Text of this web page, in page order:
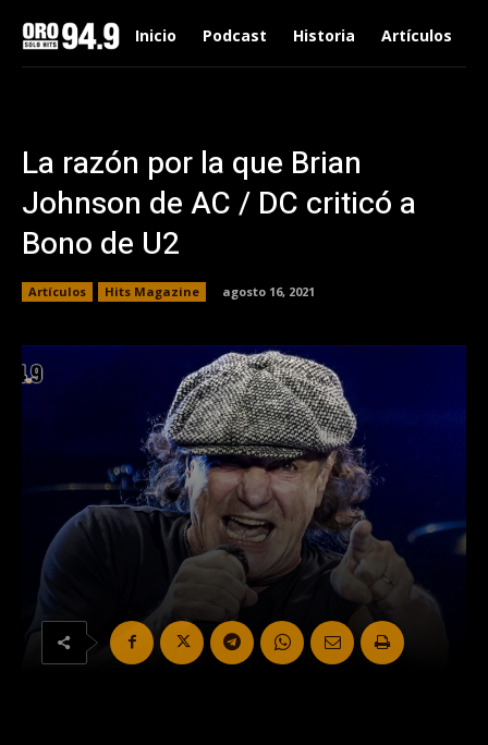
Inicio Podcast Historia Artículos
La razón por la que Brian
Johnson de AC / DC criticó a
Bono de U2
Artículos Hits Magazine agosto 16, 2021